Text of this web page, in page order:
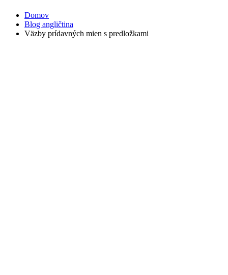
Domov
Blog angličtina
Väzby prídavných mien s predložkami